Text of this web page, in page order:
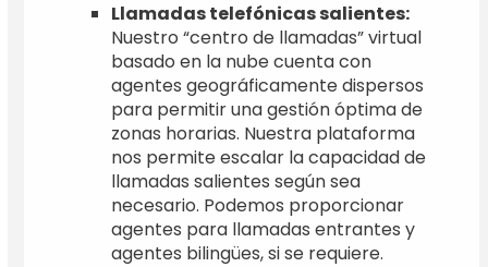
Llamadas telefónicas salientes:
Nuestro “centro de llamadas” virtual
basado en la nube cuenta con
agentes geográficamente dispersos
para permitir una gestión óptima de
zonas horarias. Nuestra plataforma
nos permite escalar la capacidad de
llamadas salientes según sea
necesario. Podemos proporcionar
agentes para llamadas entrantes y
agentes bilingües, si se requiere.